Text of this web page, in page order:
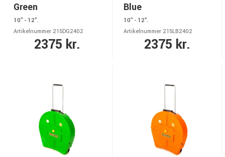
Green
10" - 12".
Artikelnummer 215DG2402
2375 kr.
Blue
10" - 12".
Artikelnummer 215LB2402
2375 kr.